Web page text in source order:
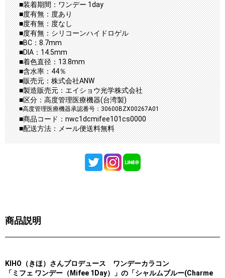
■装着期間：ワンデー 1day
■度有無：度あり
■度有無：度なし
■度有無：シリコーンハイドロゲル
■BC：8.7mm
■DIA：14.5mm
■着色直径：13.8mm
■含水率：44％
■販売元：株式会社ANW
■製造販売元：エイショウ光学株式会社
■区分：高度管理医療機器(台湾製)
■高度管理医療機器承認番号：30600BZX00267A01
■商品コード：nwc1dcmifee101cs0000
■配送方法：メール便送料無料
商品説明
KIHO（きほ）さんプロデュース ワンデーカラコン
「ミフェ ワンデー（Mifee 1Day）」の「シャルムブルー(Charme